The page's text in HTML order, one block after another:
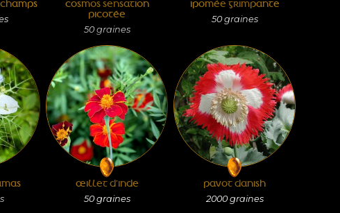
COSMOS SENSATION
PICOTÉE
50graines
IPOMÉE GRIMPANTE
50graines
ŒILLET D’INDE
50graines
PAVOT DANISH
2000graines